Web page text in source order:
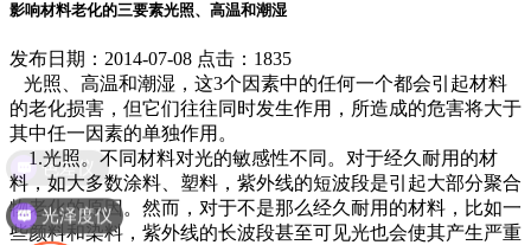
影响材料老化的三要素光照、高温和潮湿
发布日期：2014-07-08 点击：1835
光照、高温和潮湿，这3个因素中的任何一个都会引起材料
的老化损害，但它们往往同时发生作用，所造成的危害将大于
其中任一因素的单独作用。
1.光照。不同材料对光的敏感性不同。对于经久耐用的材
料，如大多数涂料、塑料，紫外线的短波段是引起大部分聚合
物老化的原因。然而，对于不是那么经久耐用的材料，比如一
些颜料和染料，紫外线的长波段甚至可见光也会使其产生严重
色差仪
光泽度仪